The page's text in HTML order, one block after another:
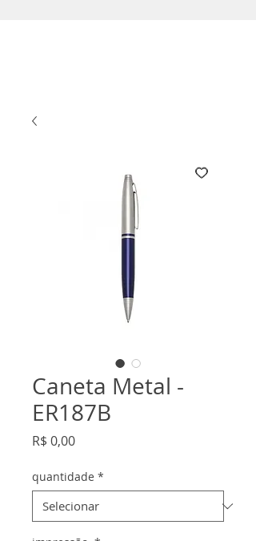
Caneta Metal -
ER187B
R$ 0,00Preço
quantidade *